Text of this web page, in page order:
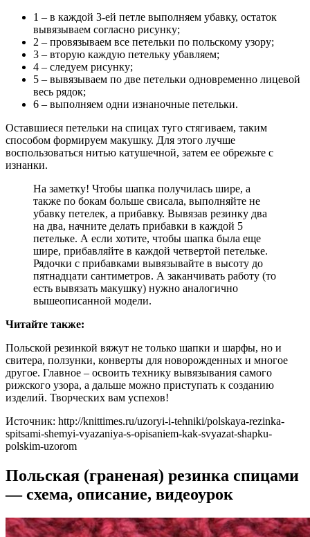
1 – в каждой 3-ей петле выполняем убавку, остаток
вывязываем согласно рисунку;
2 – провязываем все петельки по польскому узору;
3 – вторую каждую петельку убавляем;
4 – следуем рисунку;
5 – вывязываем по две петельки одновременно лицевой
весь рядок;
6 – выполняем одни изнаночные петельки.
Оставшиеся петельки на спицах туго стягиваем, таким
способом формируем макушку. Для этого лучше
воспользоваться нитью катушечной, затем ее обрежьте с
изнанки.
На заметку! Чтобы шапка получилась шире, а
также по бокам больше свисала, выполняйте не
убавку петелек, а прибавку. Вывязав резинку два
на два, начните делать прибавки в каждой 5
петельке. А если хотите, чтобы шапка была еще
шире, прибавляйте в каждой четвертой петельке.
Рядочки с прибавками вывязывайте в высоту до
пятнадцати сантиметров. А заканчивать работу (то
есть вывязать макушку) нужно аналогично
вышеописанной модели.
Читайте также:
Польской резинкой вяжут не только шапки и шарфы, но и
свитера, ползунки, конверты для новорожденных и многое
другое. Главное – освоить технику вывязывания самого
рижского узора, а дальше можно приступать к созданию
изделий. Творческих вам успехов!
Источник: http://knittimes.ru/uzoryi-i-tehniki/polskaya-rezinka-
spitsami-shemyi-vyazaniya-s-opisaniem-kak-svyazat-shapku-
polskim-uzorom
Польская (граненая) резинка спицами
— схема, описание, видеоурок